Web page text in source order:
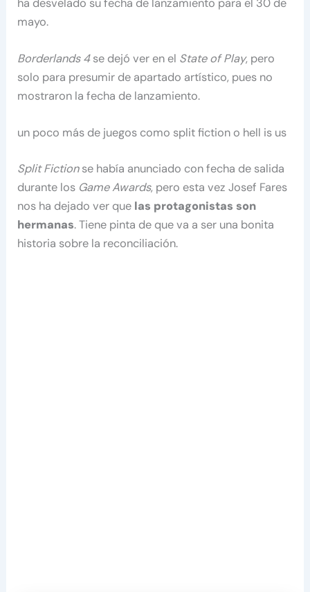
ha desvelado su fecha de lanzamiento para el 30 de
mayo.
Borderlands 4se dejó ver en el State of Play, pero
solo para presumir de apartado artístico, pues no
mostraron la fecha de lanzamiento.
un poco más de juegos como split fiction o hell is us
Split Fictionse había anunciado con fecha de salida
durante los Game Awards, pero esta vez Josef Fares
nos ha dejado ver que las protagonistas son
hermanas. Tiene pinta de que va a ser una bonita
historia sobre la reconciliación.